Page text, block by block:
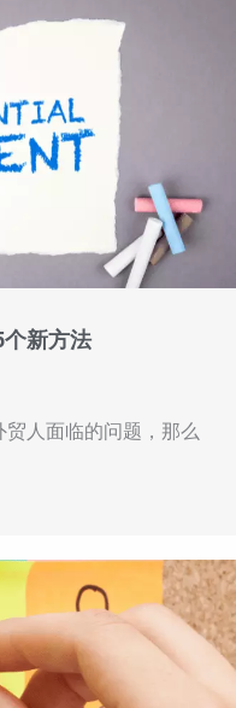
新方法
人面临的问题，那么